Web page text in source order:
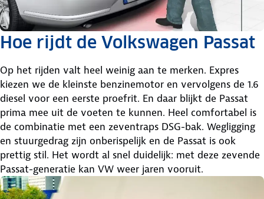
Hoe rijdt de Volkswagen Passat
Op het rijden valt heel weinig aan te merken. Expres
kiezen we de kleinste benzinemotor en vervolgens de 1.6
diesel voor een eerste proefrit. En daar blijkt de Passat
prima mee uit de voeten te kunnen. Heel comfortabel is
de combinatie met een zeventraps DSG-bak. Wegligging
en stuurgedrag zijn onberispelijk en de Passat is ook
prettig stil. Het wordt al snel duidelijk: met deze zevende
Passat-generatie kan VW weer jaren vooruit.